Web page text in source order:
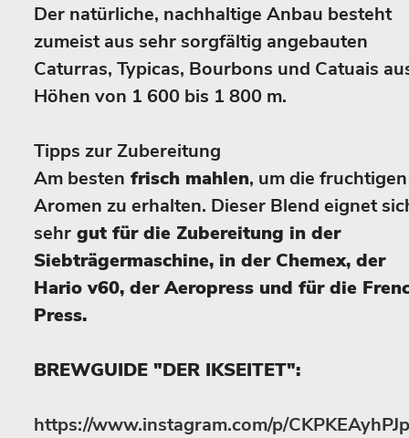
Der natürliche, nachhaltige Anbau besteht
zumeist aus sehr sorgfältig angebauten
Caturras, Typicas, Bourbons und Catuais
Höhen von 1 600 bis 1 800 m.
Tipps zur Zubereitung
Am besten frisch mahlen, um die fruchtigen
Aromen zu erhalten. Dieser Blend eignet
sehr gut für die Zubereitung in der
Siebträgermaschine, in der Chemex, der
Hario v60, der Aeropress und für die
Press.
BREWGUIDE "DER IKSEITET":
https://www.instagram.com/p/